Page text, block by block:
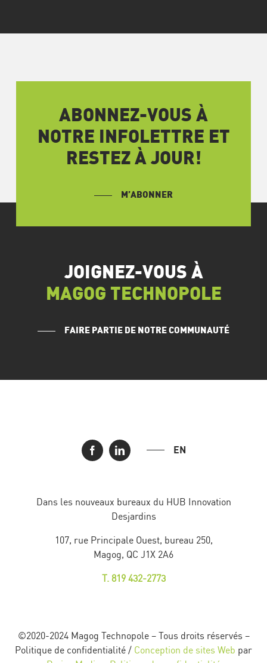
ABONNEZ-VOUS À
NOTRE INFOLETTRE ET
RESTEZ À JOUR!
M’ABONNER
JOIGNEZ-VOUS À
MAGOG TECHNOPOLE
FAIRE PARTIE DE NOTRE COMMUNAUTÉ
EN
Dans les nouveaux bureaux du HUB Innovation
Desjardins
107, rue Principale Ouest, bureau 250,
Magog, QC J1X 2A6
T. 819 432-2773
©2020-2024 Magog Technopole – Tous droits réservés –
Politique de confidentialité / Conception de sites Web par